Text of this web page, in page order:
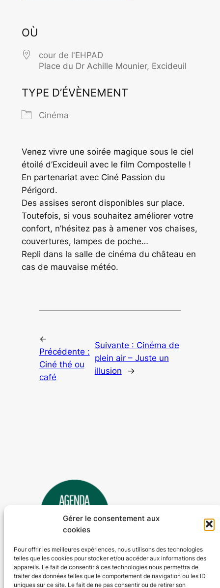
Gérer le consentement aux
cookies
Pour offrir les meilleures expériences, nous utilisons des technologies
telles que les cookies pour stocker et/ou accéder aux informations des
appareils. Le fait de consentir à ces technologies nous permettra de
traiter des données telles que le comportement de navigation ou les ID
uniques sur ce site. Le fait de ne pas consentir ou de retirer son
OÙ
cour de l'EHPAD
Place du Dr Achille Mounier, Excideuil
TYPE D’ÉVÈNEMENT
Cinéma
Venez vivre une soirée magique sous le ciel
étoilé d’Excideuil avec le film Compostelle !
En partenariat avec Ciné Passion du
Périgord.
Des assises seront disponibles sur place.
Toutefois, si vous souhaitez améliorer votre
confort, n’hésitez pas à amener vos chaises,
couvertures, lampes de poche…
Repli dans la salle de cinéma du château en
cas de mauvaise météo.
←
Précédente :
Ciné thé ou
café
Suivante : Cinéma de
plein air – Juste un
illusion
→
Agenda 24
L'agenda des manifestations et activités en Dordogne